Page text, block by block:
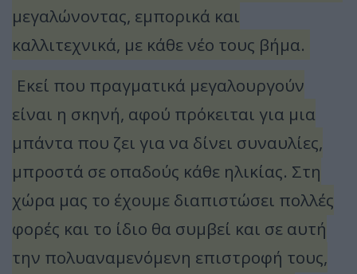
μεγαλώνοντας, εμπορικά και
καλλιτεχνικά, με κάθε νέο τους βήμα.
Εκεί που πραγματικά μεγαλουργούν
είναι η σκηνή, αφού πρόκειται για μια
μπάντα που ζει για να δίνει συναυλίες,
μπροστά σε οπαδούς κάθε ηλικίας. Στη
χώρα μας το έχουμε διαπιστώσει πολλές
φορές και το ίδιο θα συμβεί και σε αυτή
την πολυαναμενόμενη επιστροφή τους,